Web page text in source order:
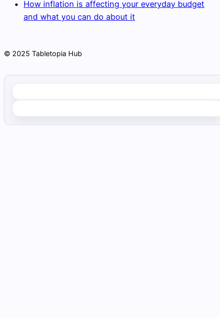
How inflation is affecting your everyday budget
and what you can do about it
© 2025 Tabletopia Hub